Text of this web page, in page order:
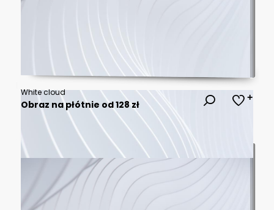
White cloud
Obraz na płótnie od 128 zł